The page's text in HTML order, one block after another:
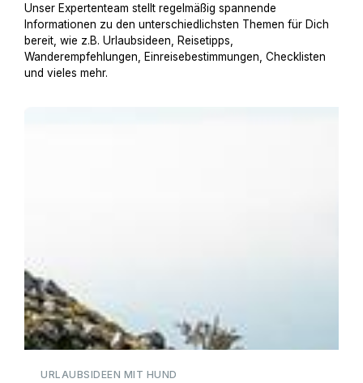
Unser Expertenteam stellt regelmäßig spannende
Informationen zu den unterschiedlichsten Themen für Dich
bereit, wie z.B. Urlaubsideen, Reisetipps,
Wanderempfehlungen, Einreisebestimmungen, Checklisten
und vieles mehr.
URLAUBSIDEEN MIT HUND